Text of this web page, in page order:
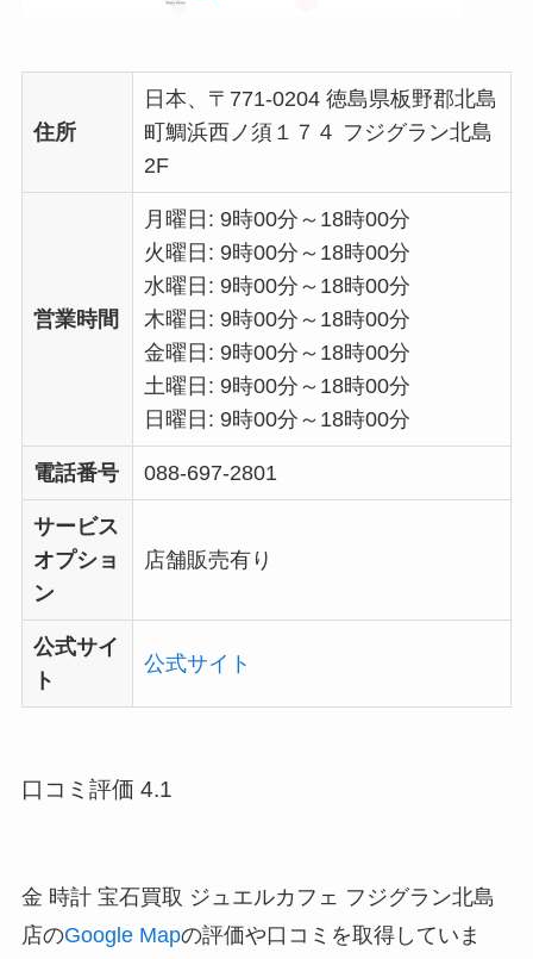
住所
日本、〒771-0204 徳島県板野郡北島
町鯛浜西ノ須１７４ フジグラン北島
2F
営業時間
月曜日: 9時00分～18時00分
火曜日: 9時00分～18時00分
水曜日: 9時00分～18時00分
木曜日: 9時00分～18時00分
金曜日: 9時00分～18時00分
土曜日: 9時00分～18時00分
日曜日: 9時00分～18時00分
電話番号 088-697-2801
サービス
オプショ
ン
店舗販売有り
公式サイ
ト
公式サイト
口コミ評価 4.1
金 時計 宝石買取 ジュエルカフェ フジグラン北島
店のGoogle Mapの評価や口コミを取得していま